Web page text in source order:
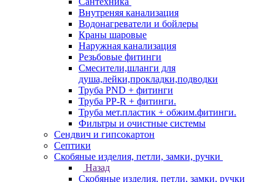
Внутреняя канализация
Водонагреватели и бойлеры
Краны шаровые
Наружная канализация
Резьбовые фитинги
Смесители,шланги для
душа,лейки,прокладки,подводки
Труба PND + фитинги
Труба PP-R + фитинги.
Труба мет.пластик + обжим.фитинги.
Фильтры и очистные системы
Сендвич и гипсокартон
Септики
Скобяные изделия, петли, замки, ручки
Назад
Скобяные изделия, петли, замки, ручки